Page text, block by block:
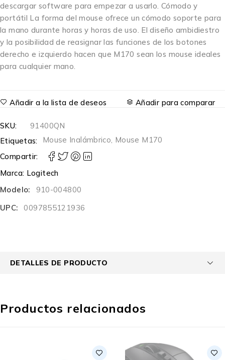
descargar software para empezar a usarlo. Cómodo y
portátil La forma del mouse ofrece un cómodo soporte para
la mano durante horas y horas de uso. El diseño ambidiestro
y la posibilidad de reasignar las funciones de los botones
derecho e izquierdo hacen que M170 sean los mouse ideales
para cualquier mano.
Añadir a la lista de deseos Añadir para comparar
SKU:
91400QN
Etiquetas:
Mouse Inalámbrico, Mouse M170
Compartir:
Marca: Logitech
Modelo:
910-004800
UPC:
0097855121936
DETALLES DE PRODUCTO
Productos relacionados